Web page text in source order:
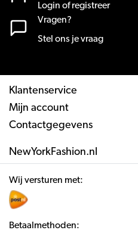
Login of registreer
Vragen?
Stel ons je vraag
Klantenservice
Mijn account
Contactgegevens
NewYorkFashion.nl
Wij versturen met:
Betaalmethoden: